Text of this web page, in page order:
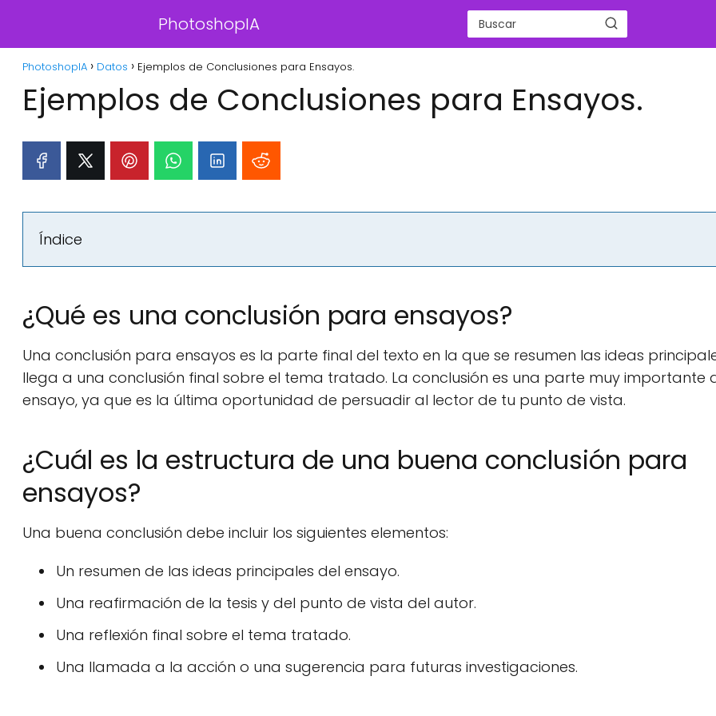
PhotoshopIA
PhotoshopIA Datos Ejemplos de Conclusiones para Ensayos.
Ejemplos de Conclusiones para Ensayos.
Índice
¿Qué es una conclusión para ensayos?
Una conclusión para ensayos es la parte final del texto en la que se resumen las ideas
llega a una conclusión final sobre el tema tratado. La conclusión es una parte muy importante
ensayo, ya que es la última oportunidad de persuadir al lector de tu punto de vista.
¿Cuál es la estructura de una buena conclusión para
ensayos?
Una buena conclusión debe incluir los siguientes elementos:
Un resumen de las ideas principales del ensayo.
Una reafirmación de la tesis y del punto de vista del autor.
Una reflexión final sobre el tema tratado.
Una llamada a la acción o una sugerencia para futuras investigaciones.